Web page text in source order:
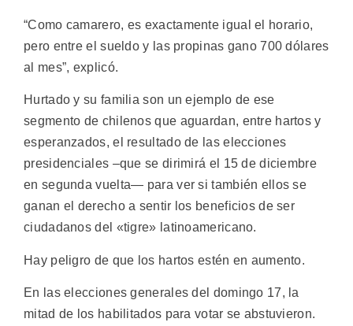
“Como camarero, es exactamente igual el horario,
pero entre el sueldo y las propinas gano 700 dólares
al mes”, explicó.
Hurtado y su familia son un ejemplo de ese
segmento de chilenos que aguardan, entre hartos y
esperanzados, el resultado de las elecciones
presidenciales –que se dirimirá el 15 de diciembre
en segunda vuelta— para ver si también ellos se
ganan el derecho a sentir los beneficios de ser
ciudadanos del «tigre» latinoamericano.
Hay peligro de que los hartos estén en aumento.
En las elecciones generales del domingo 17, la
mitad de los habilitados para votar se abstuvieron.